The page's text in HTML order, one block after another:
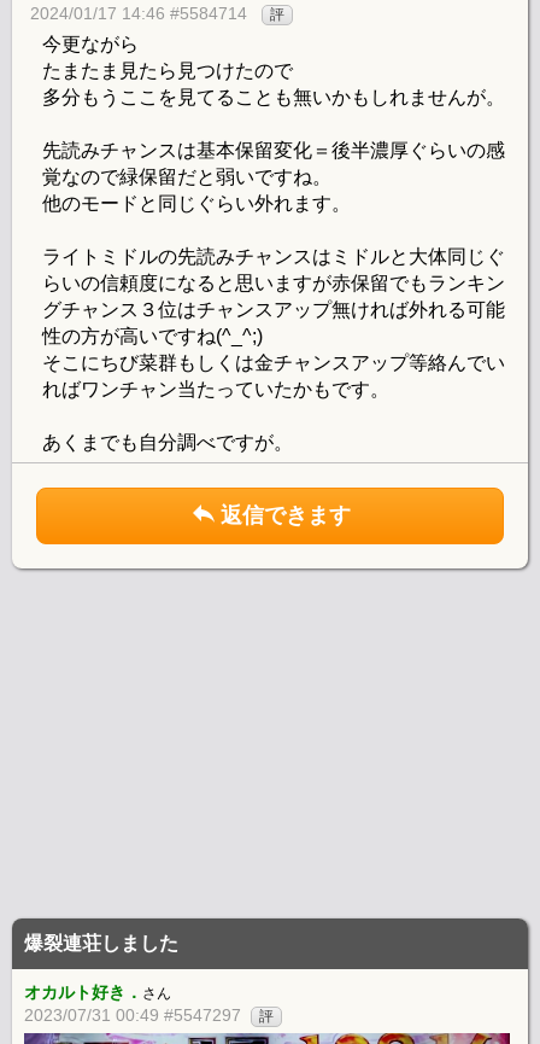
2024/01/17 14:46 #5584714 評
今更ながら
たまたま見たら見つけたので
多分もうここを見てることも無いかもしれませんが。
先読みチャンスは基本保留変化＝後半濃厚ぐらいの感
覚なので緑保留だと弱いですね。
他のモードと同じぐらい外れます。
ライトミドルの先読みチャンスはミドルと大体同じぐ
らいの信頼度になると思いますが赤保留でもランキン
グチャンス３位はチャンスアップ無ければ外れる可能
性の方が高いですね(^_^;)
そこにちび菜群もしくは金チャンスアップ等絡んでい
ればワンチャン当たっていたかもです。
あくまでも自分調べですが。
返信できます
爆裂連荘しました
オカルト好き． さん
2023/07/31 00:49 #5547297 評